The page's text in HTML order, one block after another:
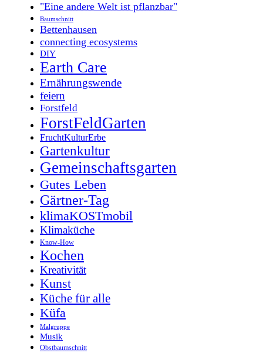
"Eine andere Welt ist pflanzbar"
Baumschnitt
Bettenhausen
connecting ecosystems
DIY
Earth Care
Ernährungswende
feiern
Forstfeld
ForstFeldGarten
FruchtKulturErbe
Gartenkultur
Gemeinschaftsgarten
Gutes Leben
Gärtner-Tag
klimaKOSTmobil
Klimaküche
Know-How
Kochen
Kreativität
Kunst
Küche für alle
Küfa
Malgruppe
Musik
Obstbaumschnitt